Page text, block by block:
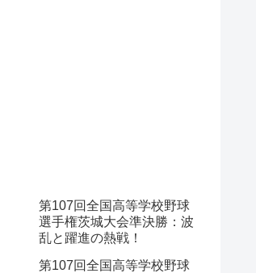
第107回全国高等学校野球
選手権茨城大会準決勝：波
乱と躍進の熱戦！
第107回全国高等学校野球